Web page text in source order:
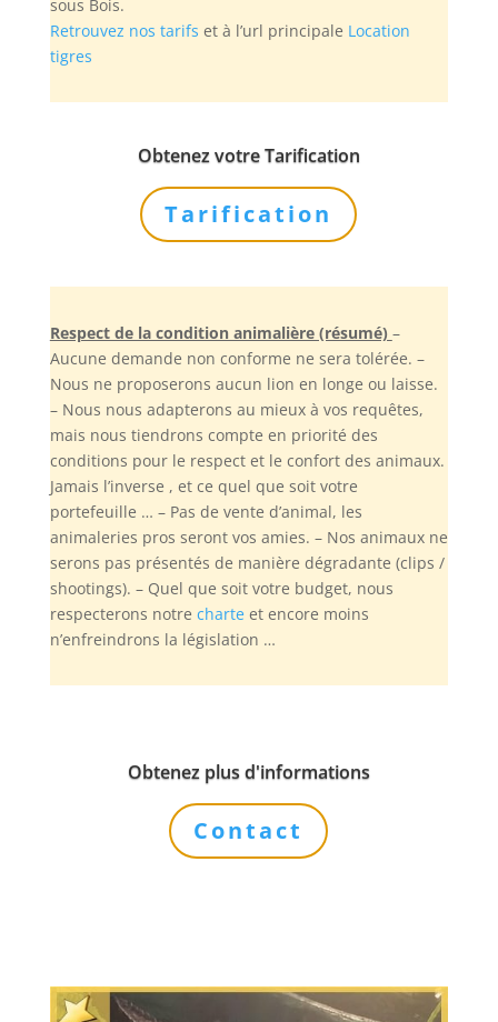
sous Bois.
Retrouvez nos tarifs et à l’url principale Location
tigres
Obtenez votre Tarification
Tarification
Respect de la condition animalière (résumé) –
Aucune demande non conforme ne sera tolérée. –
Nous ne proposerons aucun lion en longe ou laisse.
– Nous nous adapterons au mieux à vos requêtes,
mais nous tiendrons compte en priorité des
conditions pour le respect et le confort des animaux.
Jamais l’inverse , et ce quel que soit votre
portefeuille … – Pas de vente d’animal, les
animaleries pros seront vos amies. – Nos animaux ne
serons pas présentés de manière dégradante (clips /
shootings). – Quel que soit votre budget, nous
respecterons notre charteet encore moins
n’enfreindrons la législation …
Obtenez plus d'informations
Contact